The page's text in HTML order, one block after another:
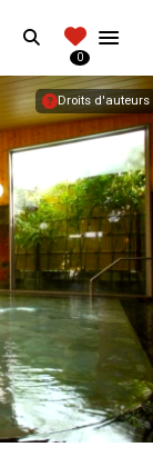
Search
0
Droits d'auteurs